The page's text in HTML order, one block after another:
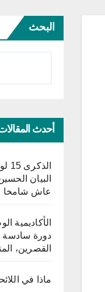
البحث
أحدث
البيان
عاش شامخا
الأكاديمية
دورة سادسة
القصرين،
ماذا في